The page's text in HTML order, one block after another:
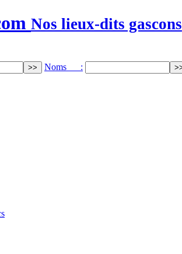
Nos lieux-dits gascons
Noms :